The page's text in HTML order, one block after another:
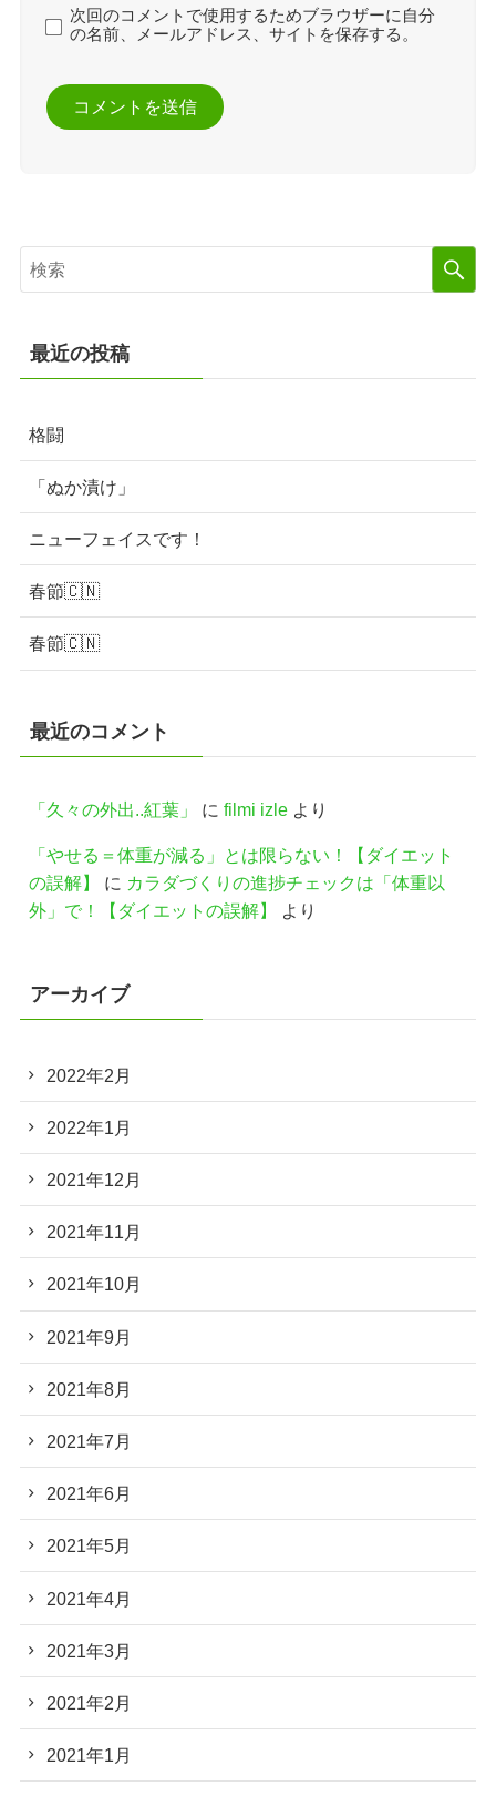
次回のコメントで使用するためブラウザーに自分
の名前、メールアドレス、サイトを保存する。
最近の投稿
格闘
「ぬか漬け」
ニューフェイスです！
春節🇨🇳
春節🇨🇳
最近のコメント
「久々の外出..紅葉」 に filmi izleより
「やせる＝体重が減る」とは限らない！【ダイエット
の誤解】
に カラダづくりの進捗チェックは「体重以
外」で！【ダイエットの誤解】
より
アーカイブ
2022年2月
2022年1月
2021年12月
2021年11月
2021年10月
2021年9月
2021年8月
2021年7月
2021年6月
2021年5月
2021年4月
2021年3月
2021年2月
2021年1月